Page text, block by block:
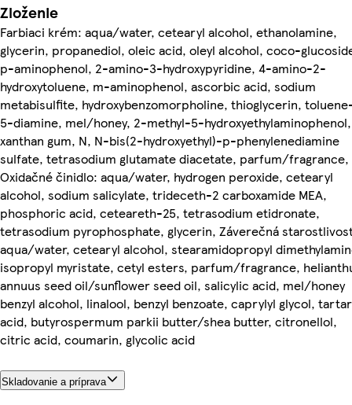
Zloženie
Farbiaci krém: aqua/water, cetearyl alcohol, ethanolamine,
glycerin, propanediol, oleic acid, oleyl alcohol, coco-
p-aminophenol, 2-amino-3-hydroxypyridine, 4-amino-2-
hydroxytoluene, m-aminophenol, ascorbic acid, sodium
metabisulfite, hydroxybenzomorpholine, thioglycerin,
5-diamine, mel/honey, 2-methyl-5-hydroxyethylaminophenol,
xanthan gum, N, N-bis(2-hydroxyethyl)-p-phenylenediamine
sulfate, tetrasodium glutamate diacetate, parfum/fragrance,
Oxidačné činidlo: aqua/water, hydrogen peroxide, cetearyl
alcohol, sodium salicylate, trideceth-2 carboxamide MEA,
phosphoric acid, ceteareth-25, tetrasodium etidronate,
tetrasodium pyrophosphate, glycerin, Záverečná
aqua/water, cetearyl alcohol, stearamidopropyl
isopropyl myristate, cetyl esters, parfum/fragrance,
annuus seed oil/sunflower seed oil, salicylic acid, mel/honey
benzyl alcohol, linalool, benzyl benzoate, caprylyl glycol,
acid, butyrospermum parkii butter/shea butter, citronellol,
citric acid, coumarin, glycolic acid
Skladovanie a príprava